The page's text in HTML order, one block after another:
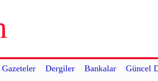
Gazeteler Dergiler Bankalar Güncel